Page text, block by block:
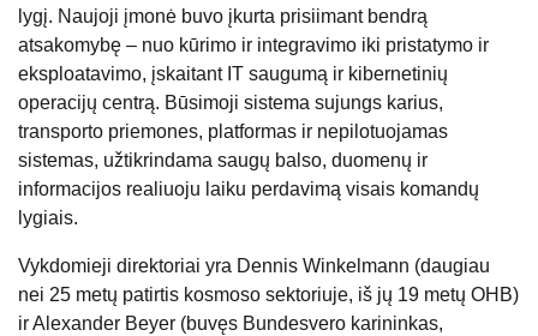
lygį. Naujoji įmonė buvo įkurta prisiimant bendrą
atsakomybę – nuo ​​kūrimo ir integravimo iki pristatymo ir
eksploatavimo, įskaitant IT saugumą ir kibernetinių
operacijų centrą. Būsimoji sistema sujungs karius,
transporto priemones, platformas ir nepilotuojamas
sistemas, užtikrindama saugų balso, duomenų ir
informacijos realiuoju laiku perdavimą visais komandų
lygiais.
Vykdomieji direktoriai yra Dennis Winkelmann (daugiau
nei 25 metų patirtis kosmoso sektoriuje, iš jų 19 metų OHB)
ir Alexander Beyer (buvęs Bundesvero karininkas,